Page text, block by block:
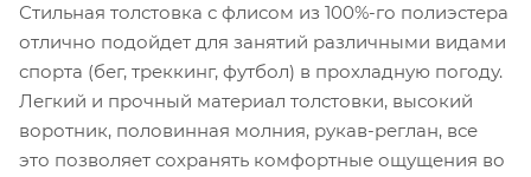
Стильная толстовка с флисом из 100%-го полиэстера
отлично подойдет для занятий различными видами
спорта (бег, треккинг, футбол) в прохладную погоду.
Легкий и прочный материал толстовки, высокий
воротник, половинная молния, рукав-реглан, все
это позволяет сохранять комфортные ощущения во